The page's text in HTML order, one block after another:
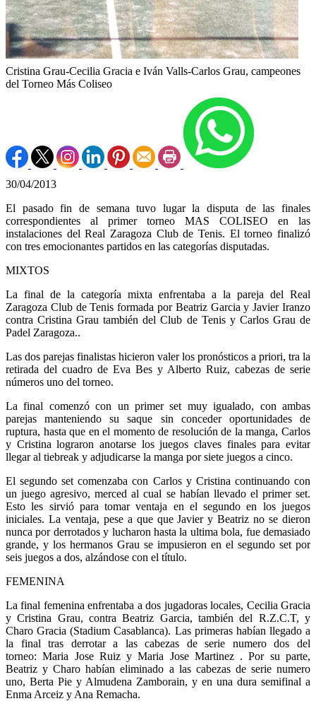
Cristina Grau-Cecilia Gracia e Iván Valls-Carlos Grau, campeones
del Torneo Más Coliseo
30/04/2013
El pasado fin de semana tuvo lugar la disputa de las finales
correspondientes al primer torneo MAS COLISEO en las
instalaciones del Real Zaragoza Club de Tenis. El torneo finalizó
con tres emocionantes partidos en las categorías disputadas.
MIXTOS
La final de la categoría mixta enfrentaba a la pareja del Real
Zaragoza Club de Tenis formada por Beatriz Garcia y Javier Iranzo
contra Cristina Grau también del Club de Tenis y Carlos Grau de
Padel Zaragoza..
Las dos parejas finalistas hicieron valer los pronósticos a priori, tra la
retirada del cuadro de Eva Bes y Alberto Ruiz, cabezas de serie
números uno del torneo.
La final comenzó con un primer set muy igualado, con ambas
parejas manteniendo su saque sin conceder oportunidades de
ruptura, hasta que en el momento de resolución de la manga, Carlos
y Cristina lograron anotarse los juegos claves finales para evitar
llegar al tiebreak y adjudicarse la manga por siete juegos a cinco.
El segundo set comenzaba con Carlos y Cristina continuando con
un juego agresivo, merced al cual se habían llevado el primer set.
Esto les sirvió para tomar ventaja en el segundo en los juegos
iniciales. La ventaja, pese a que que Javier y Beatriz no se dieron
nunca por derrotados y lucharon hasta la ultima bola, fue demasiado
grande, y los hermanos Grau se impusieron en el segundo set por
seis juegos a dos, alzándose con el título.
FEMENINA
La final femenina enfrentaba a dos jugadoras locales, Cecilia Gracia
y Cristina Grau, contra Beatriz Garcia, también del R.Z.C.T, y
Charo Gracia (Stadium Casablanca). Las primeras habían llegado a
la final tras derrotar a las cabezas de serie numero dos del
torneo: Maria Jose Ruiz y Maria Jose Martinez . Por su parte,
Beatriz y Charo habían eliminado a las cabezas de serie numero
uno, Berta Pie y Almudena Zamborain, y en una dura semifinal a
Enma Arceiz y Ana Remacha.